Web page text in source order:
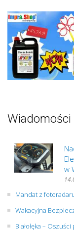
Wiadomości
w
Mandat z
Wakacyjna
Białołęka –